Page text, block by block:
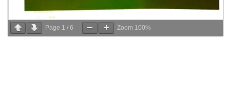
Page 1 / 6 Zoom 100%